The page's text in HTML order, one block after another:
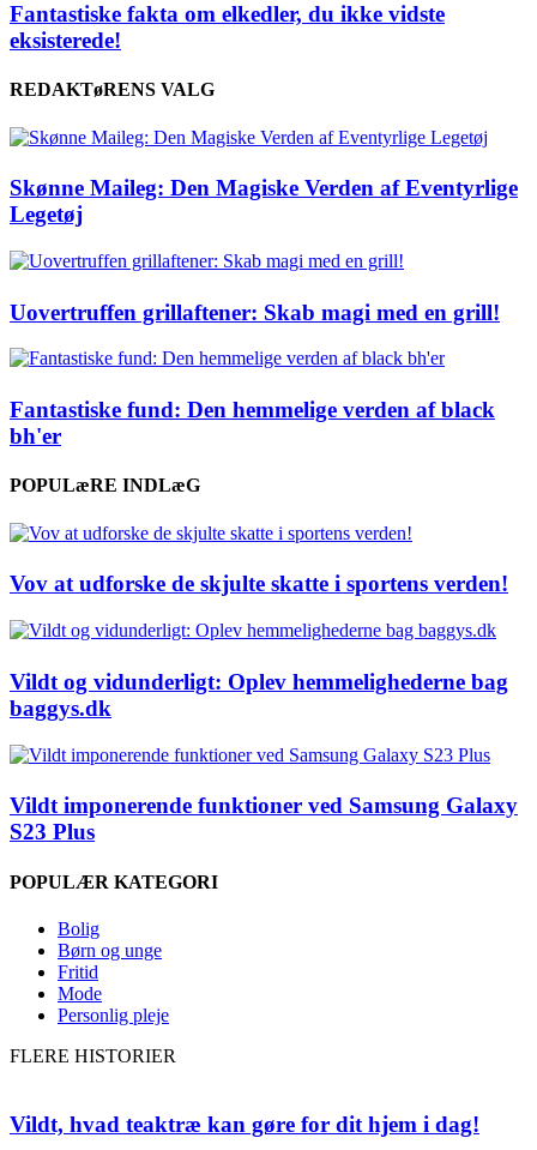
Fantastiske fakta om elkedler, du ikke vidste
eksisterede!
REDAKTøRENS VALG
Skønne Maileg: Den Magiske Verden af Eventyrlige
Legetøj
Uovertruffen grillaftener: Skab magi med en grill!
Fantastiske fund: Den hemmelige verden af black
bh'er
POPULæRE INDLæG
Vov at udforske de skjulte skatte i sportens verden!
Vildt og vidunderligt: Oplev hemmelighederne bag
baggys.dk
Vildt imponerende funktioner ved Samsung Galaxy
S23 Plus
POPULÆR KATEGORI
Bolig
Børn og unge
Fritid
Mode
Personlig pleje
FLERE HISTORIER
Vildt, hvad teaktræ kan gøre for dit hjem i dag!